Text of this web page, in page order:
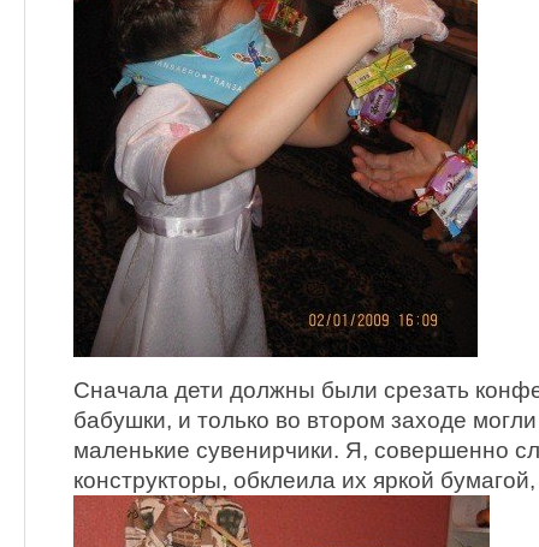
Сначала дети должны были срезать
бабушки, и только во втором заходе
маленькие сувенирчики. Я, совершенно
конструкторы, обклеила их яркой бумагой,